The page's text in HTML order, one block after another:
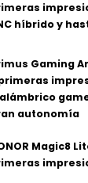
híbrido y
Gaming
autonomía
Magic8